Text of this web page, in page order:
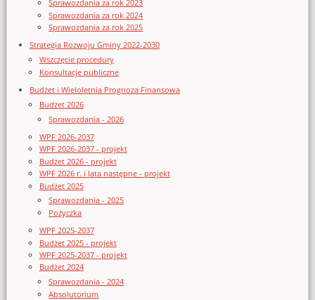
Sprawozdania za rok 2023
Sprawozdania za rok 2024
Sprawozdania za rok 2025
Strategia Rozwoju Gminy 2022-2030
Wszczęcie procedury
Konsultacje publiczne
Budżet i Wieloletnia Prognoza Finansowa
Budżet 2026
Sprawozdania - 2026
WPF 2026-2037
WPF 2026-2037 - projekt
Budżet 2026 - projekt
WPF 2026 r. i lata następne - projekt
Budżet 2025
Sprawozdania - 2025
Pożyczka
WPF 2025-2037
Budżet 2025 - projekt
WPF 2025-2037 - projekt
Budżet 2024
Sprawozdania - 2024
Absolutorium